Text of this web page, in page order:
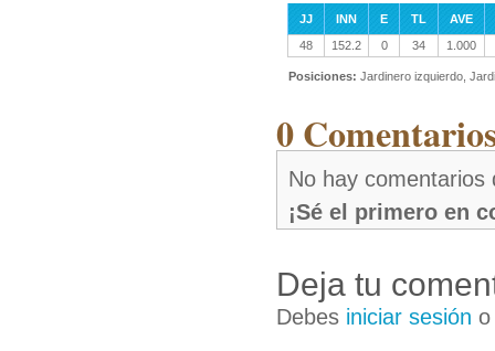
JJ INN E TL
AVE
48
152.2 0 34 1.000
Posiciones: Jardinero izquierdo,
0
No hay comentarios
¡Sé el primero en
Deja tu
Debes iniciar sesión